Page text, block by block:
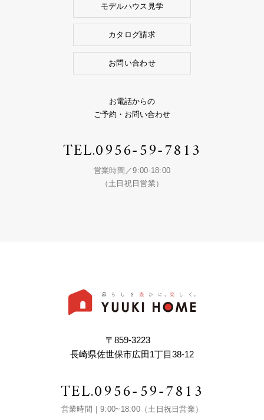
モデルハウス見学
カタログ請求
お問い合わせ
お電話からの
ご予約・お問い合わせ
TEL.0956-59-7813
営業時間／9:00-18:00
（土日祝日営業）
〒859-3223
長崎県佐世保市広田1丁目38-12
TEL.0956-59-7813
営業時間｜9:00~18:00（土日祝日営業）